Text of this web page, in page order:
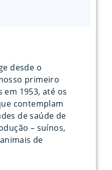
desde o
primeiro
1953, até os
contemplam
de saúde de
– suínos,
de